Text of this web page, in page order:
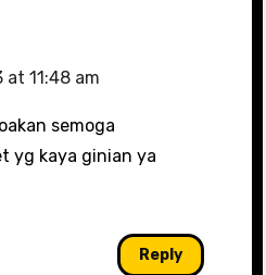
at 11:48 am
semoga
yg kaya ginian ya
Reply